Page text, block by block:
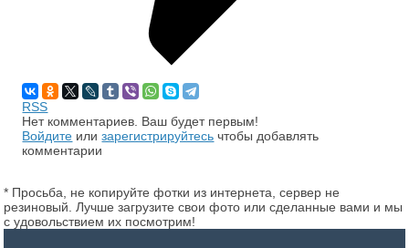
RSS
Нет комментариев. Ваш будет первым!
Войдите илизарегистрируйтесь чтобы добавлять
комментарии
* Просьба, не копируйте фотки из интернета, сервер не
резиновый. Лучше загрузите свои фото или сделанные вами и мы
с удовольствием их посмотрим!